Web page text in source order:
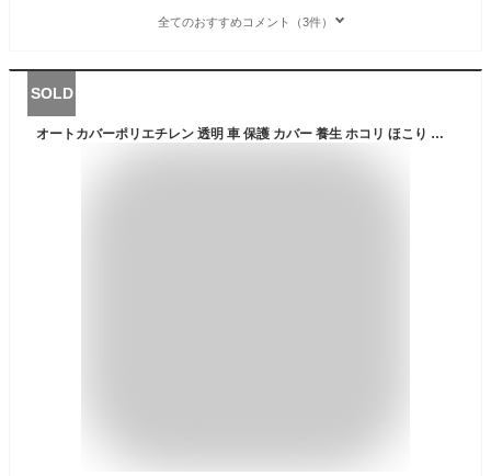
全てのおすすめコメント（3件）
SOLD
オートカバーポリエチレン 透明 車 保護 カバー 養生 ホコリ ほこり 粉塵 使い捨て